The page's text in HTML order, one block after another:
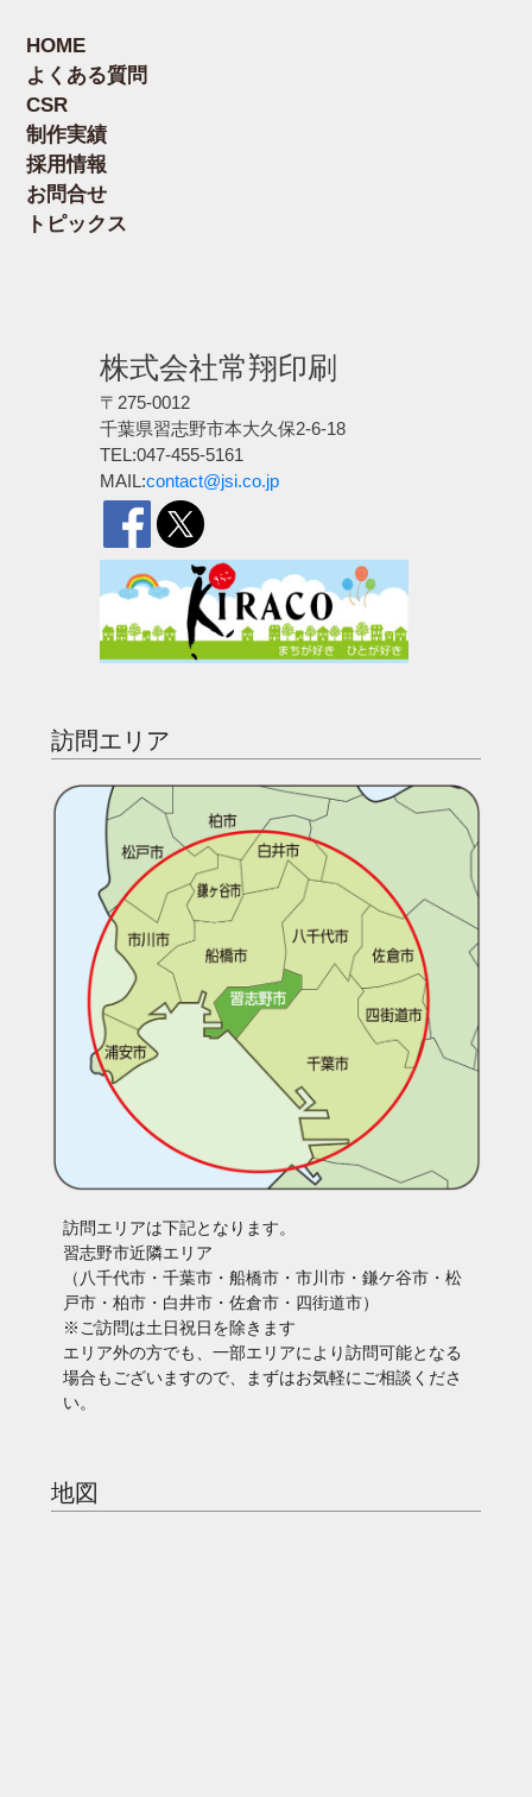
HOME
よくある質問
CSR
制作実績
採用情報
お問合せ
トピックス
株式会社常翔印刷
〒275-0012
千葉県習志野市本大久保2-6-18
TEL:047-455-5161
MAIL:contact@jsi.co.jp
訪問エリア
訪問エリアは下記となります。
習志野市近隣エリア
（八千代市・千葉市・船橋市・市川市・鎌ケ谷市・松
戸市・柏市・白井市・佐倉市・四街道市）
※ご訪問は土日祝日を除きます
エリア外の方でも、一部エリアにより訪問可能となる
場合もございますので、まずはお気軽にご相談くださ
い。
地図